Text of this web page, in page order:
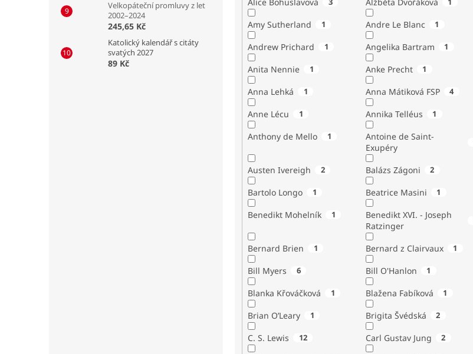
Velkopáteční promluvy z let
2002–2024
245,65 Kč
Katolický kalendář s citáty
svatých 2027
89 Kč
Alice Bohuslavová Alžběta Dvořáková
Amy Sutherland 1 Andre Le Blanc 1
Andrew Prichard 1 Angelika Bartram 1
Anita Nennie 1 Anke Precht 1
Anna Lehká 1 Anna Mátiková FSP 4
Anne Lécu 1 Annika Telléus 1
Anthony de Mello 1
Antoine de Saint-
Exupéry
Austen Ivereigh 2 Balázs Zágoni 2
Bartolo Longo 1 Beatrice Masini 1
Benedikt Mohelník 1
Benedikt XVI. - Joseph
Ratzinger
Bernard Brien 1 Bernard z Clairvaux 1
Bill Myers 6 Bill O'Hanlon 1
Blanka Křováčková 1 Blažena Fabíková 1
Brian O’Leary 1 Brigita Švédská 2
C. S. Lewis 12 Carl Gustav Jung 2